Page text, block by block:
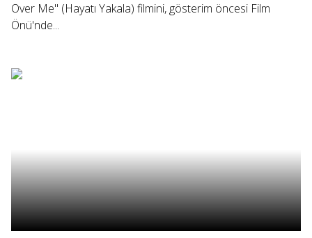
Over Me" (Hayatı Yakala) filmini, gösterim öncesi Film
Önü'nde...